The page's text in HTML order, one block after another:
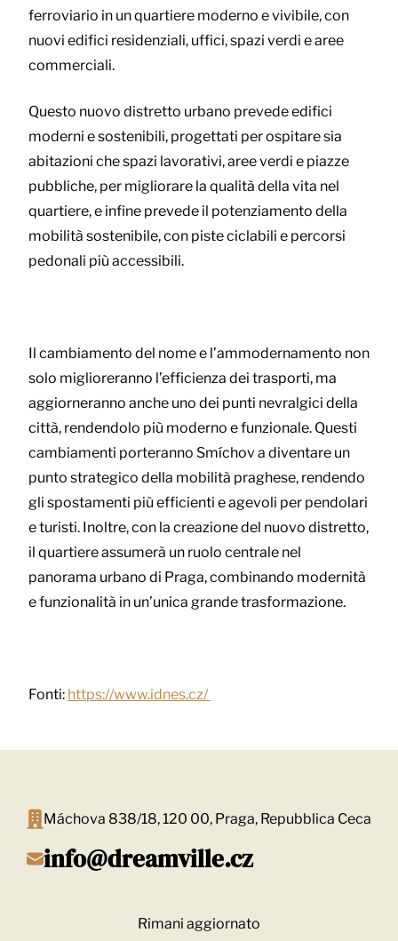
ferroviario in un quartiere moderno e vivibile, con
nuovi edifici residenziali, uffici, spazi verdi e aree
commerciali.
Questo nuovo distretto urbano prevede edifici
moderni e sostenibili, progettati per ospitare sia
abitazioni che spazi lavorativi, aree verdi e piazze
pubbliche, per migliorare la qualità della vita nel
quartiere, e infine prevede il potenziamento della
mobilità sostenibile, con piste ciclabili e percorsi
pedonali più accessibili.
Il cambiamento del nome e l’ammodernamento non
solo miglioreranno l’efficienza dei trasporti, ma
aggiorneranno anche uno dei punti nevralgici della
città, rendendolo più moderno e funzionale. Questi
cambiamenti porteranno Smíchov a diventare un
punto strategico della mobilità praghese, rendendo
gli spostamenti più efficienti e agevoli per pendolari
e turisti. Inoltre, con la creazione del nuovo distretto,
il quartiere assumerà un ruolo centrale nel
panorama urbano di Praga, combinando modernità
e funzionalità in un’unica grande trasformazione.
Fonti: https://www.idnes.cz/
Máchova 838/18, 120 00, Praga, Repubblica Ceca
info@dreamville.cz
Rimani aggiornato